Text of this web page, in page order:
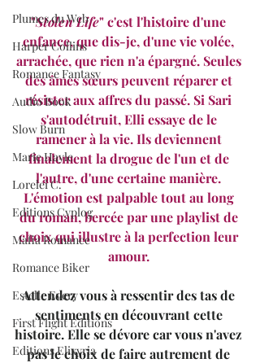
Plumes du Web
Harper Collins
Romance Fantasy
Audio Book
Slow Burn
Marie Hayle
Lorelei C.
Editions Cyplog
Mafia Romance
Romance Biker
Estelle Every
First Flight Editions
Editions Elixyria
"Stolen Life" c'est l'histoire d'une
enfance, que dis-je, d'une vie volée,
arrachée, que rien n'a épargné. Seules
des âmes sœurs peuvent réparer et
résister aux affres du passé. Si Sari
s'autodétruit, Elli essaye de le
ramener à la vie. Ils deviennent
finalement la drogue de l'un et de
l'autre, d'une certaine manière.
L'émotion est palpable tout au long
du roman, bercée par une playlist de
choix qui illustre à la perfection leur
amour.
Attendez vous à ressentir des tas de
sentiments en découvrant cette
histoire. Elle se dévore car vous n'avez
pas le choix de faire autrement de